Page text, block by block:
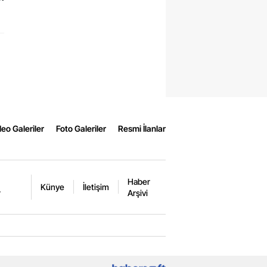
Galeriler Foto Galeriler Resmi İlanlar
Künye İletişim
Haber
Arşivi